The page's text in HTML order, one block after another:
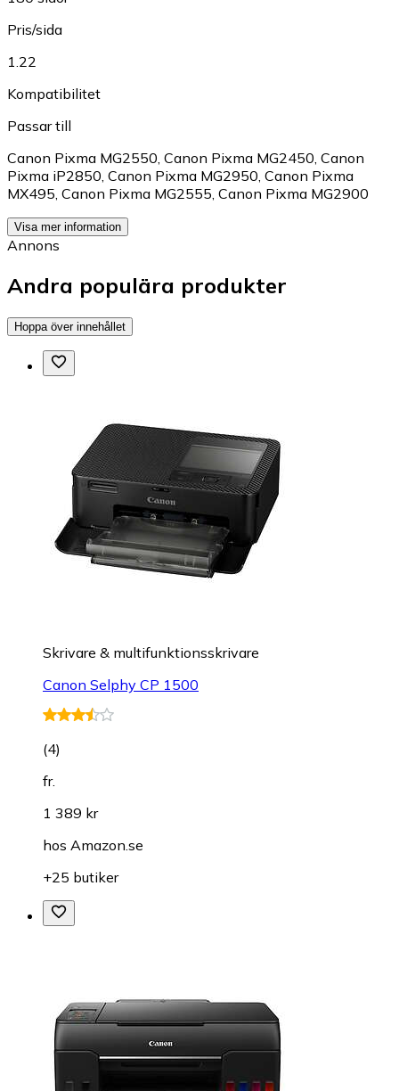
Pris/sida
1.22
Kompatibilitet
Passar till
Canon Pixma MG2550, Canon Pixma MG2450, Canon
Pixma iP2850, Canon Pixma MG2950, Canon Pixma
MX495, Canon Pixma MG2555, Canon Pixma MG2900
Visa mer information
Annons
Andra populära produkter
Hoppa över innehållet
Skrivare & multifunktionsskrivare
Canon Selphy CP 1500
(4)
fr.
1 389 kr
hos Amazon.se
+25 butiker